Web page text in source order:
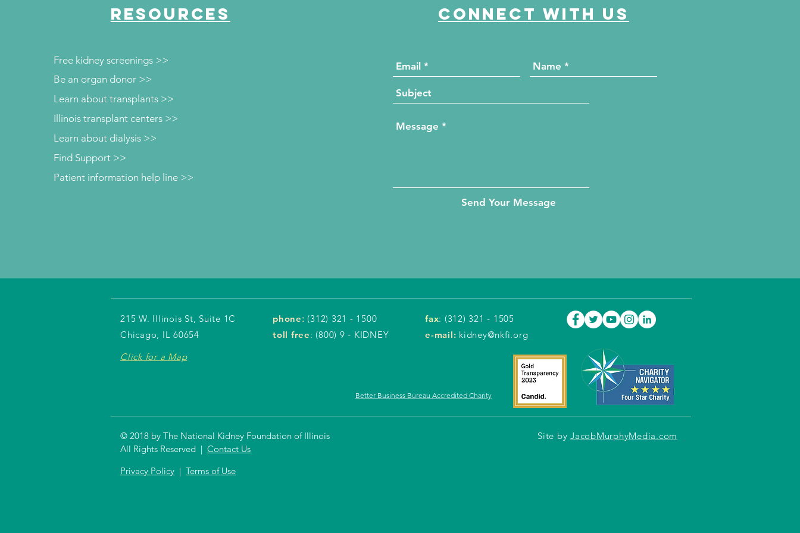
RESOURCES
Free kidney screenings >>
Be an organ donor >>
Learn about transplants >>
Illinois transplant centers >>
Learn about dialysis >>
Patient information help line >>
Find Support >>
Connect with us
Send Your Message
215 W. Illinois St, Suite 1C
Chicago, IL 60654
Click for a Map
phone: (312) 321 - 1500
toll free: (800) 9 - KIDNEY
fax: (312) 321 - 1505
e-mail: kidney@nkfi.org
Better Business Bureau Accredited Charity
© 2018 by The National Kidney Foundation of Illinois
All Rights Reserved | Contact Us
Privacy Policy | Terms of Use
Site by JacobMurphyMedia.com